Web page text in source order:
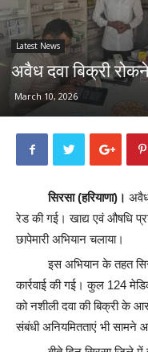
Latest News
अवैध दवा बिक्री
March 10, 2026
सिरसा (हरियाणा)।
रेड की गई। खाद्य एवं औषधि
छापेमारी अभियान चलाया।
इस अभियान के तहत
कार्रवाई की गई। कुल 124
को नशीली दवा की बिक्री के
संबंधी अनियमितताएं भी सामने